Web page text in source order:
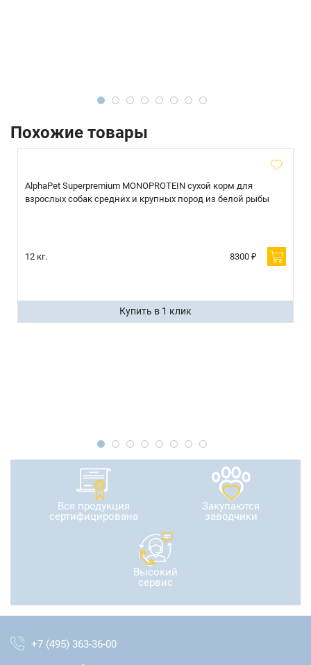
Похожие товары
AlphaPet Superpremium MONOPROTEIN сухой корм для
взрослых собак средних и крупных пород из белой рыбы
12 кг. 8300 ₽
Купить в 1 клик
Вся продукция
сертифицирована
Закупаются
заводчики
Высокий
сервис
+7 (495) 363-36-00